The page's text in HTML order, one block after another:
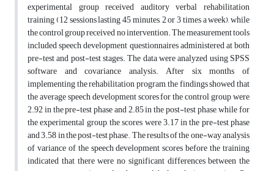
experimental group received auditory verbal rehabilitation
training (12 sessions lasting 45 minutes, 2 or 3 times a week), while
the control group received no intervention. The measurement tools
included speech development questionnaires administered at both
pre-test and post-test stages. The data were analyzed using SPSS
software and covariance analysis. After six months of
implementing the rehabilitation program, the findings showed that
the average speech development scores for the control group were
2.92 in the pre-test phase and 2.85 in the post-test phase, while for
the experimental group, the scores were 3.17 in the pre-test phase
and 3.58 in the post-test phase. The results of the one-way analysis
of variance of the speech development scores before the training
indicated that there were no significant differences between the